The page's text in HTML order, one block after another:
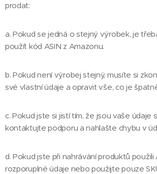
prodat:
a. Pokud se jedná o stejný výrobek, je
použít kód ASIN z Amazonu.
b. Pokud není výrobej stejný, musíte si
své vlastní údaje a opravit vše, co je
c. Pokud jste si jistí tím, že jsou vaše údaje
kontaktujte podporu a nahlašte chybu v
d. Pokud jste při nahrávání produktů použili
rozporuplné údaje nebo použijte pouze